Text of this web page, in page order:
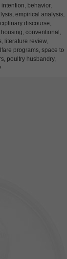
behavior,
empirical analysis,
discourse,
conventional,
literature review,
programs, space to
poultry husbandry,